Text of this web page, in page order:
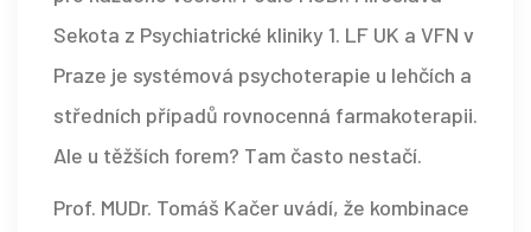
Sekota z Psychiatrické kliniky 1. LF UK a VFN v
Praze je systémová psychoterapie u lehčích a
středních případů rovnocenná farmakoterapii.
Ale u těžších forem? Tam často nestačí.
Prof. MUDr. Tomáš Kačer uvádí, že kombinace